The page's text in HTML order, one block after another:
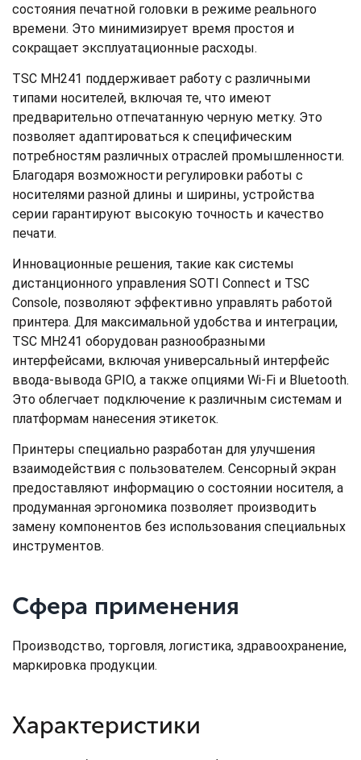
состояния печатной головки в режиме реального
времени. Это минимизирует время простоя и
сокращает эксплуатационные расходы.
TSC MH241 поддерживает работу с различными
типами носителей, включая те, что имеют
предварительно отпечатанную черную метку. Это
позволяет адаптироваться к специфическим
потребностям различных отраслей промышленности.
Благодаря возможности регулировки работы с
носителями разной длины и ширины, устройства
серии гарантируют высокую точность и качество
печати.
Инновационные решения, такие как системы
дистанционного управления SOTI Connect и TSC
Console, позволяют эффективно управлять работой
принтера. Для максимальной удобства и интеграции,
TSC MH241 оборудован разнообразными
интерфейсами, включая универсальный интерфейс
ввода-вывода GPIO, а также опциями Wi-Fi и Bluetooth.
Это облегчает подключение к различным системам и
платформам нанесения этикеток.
Принтеры специально разработан для улучшения
взаимодействия с пользователем. Сенсорный экран
предоставляют информацию о состоянии носителя, а
продуманная эргономика позволяет производить
замену компонентов без использования специальных
инструментов.
Сфера применения
Производство, торговля, логистика, здравоохранение,
маркировка продукции.
Характеристики